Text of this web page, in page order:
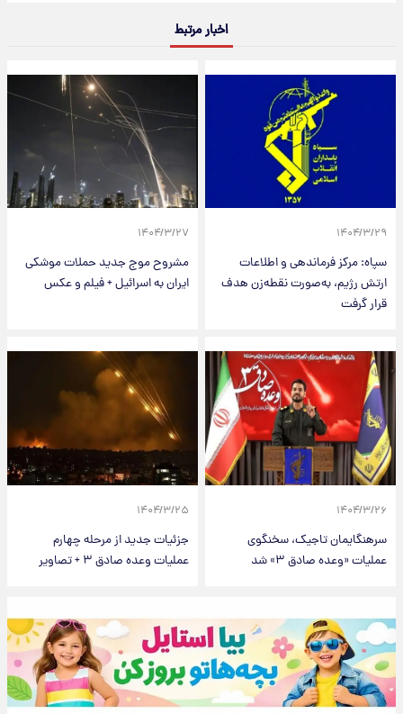
اخبار مرتبط
۱۴۰۴/۳/۲۹
سپاه: مرکز فرماندهی و اطلاعات
ارتش رژیم، به‌صورت نقطه‌زن هدف
قرار گرفت
۱۴۰۴/۳/۲۷
مشروح موج جدید حملات موشکی
ایران به اسرائیل + فیلم و عکس
۱۴۰۴/۳/۲۶
سرهنگایمان تاجیک، سخنگوی
عملیات «وعده صادق ۳» شد
۱۴۰۴/۳/۲۵
جزئیات جدید از مرحله چهارم
عملیات وعده صادق ۳ + تصاویر